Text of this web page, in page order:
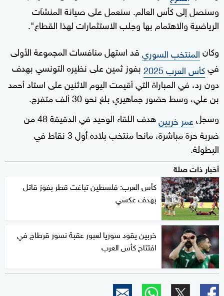
وسنصل إلى كأس العالم. سنعمل على صيانة المنشآت
الرياضية والاهتمام بها وجلب الاستثمارات لهذا القطاع".
وكانالمنتخب السوريقد استهل منافسات المجموعة الأولى
فيكأس العرب 2025
بفوز ثمين على نظيره التونسي بهدف
دون رد، في المباراة التي أقيمت اليوم الاثنين على استاد أحمد
بن علي، وسط حضور جماهيري بلغ نحو 30 ألف متفرج.
وسجلعمر خربين
هدف اللقاء الوحيد في الدقيقة 48 من
ضربة حرة مباشرة، مانحا منتخب بلاده أول 3 نقاط في
البطولة.
أخبار ذات صلة
كأس العرب: فلسطين تباغت قطر بفوز قاتل
بهدف عكسي
خربين يقود سوريا لعبور عقبة نسور قرطاج في
افتتاح كأس العرب